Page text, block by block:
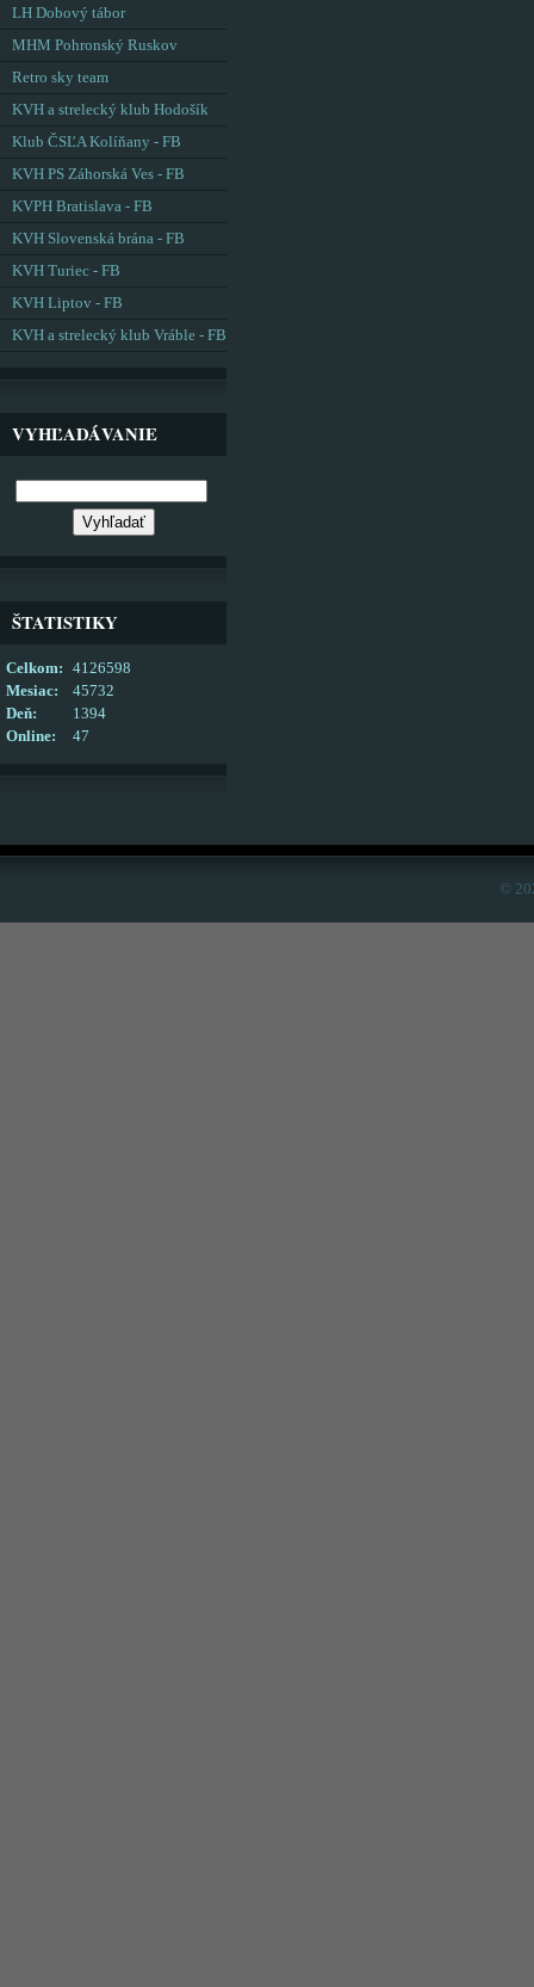
LH Dobový tábor
MHM Pohronský Ruskov
Retro sky team
KVH a strelecký klub Hodošík
Klub ČSĽA Kolíňany - FB
KVH PS Záhorská Ves - FB
KVPH Bratislava - FB
KVH Slovenská brána - FB
KVH Turiec - FB
KVH Liptov - FB
KVH a strelecký klub Vráble - FB
VYHĽADÁVANIE
ŠTATISTIKY
Online: 47
Celkom:
4126598
Mesiac:
45732
Deň:
1394
©